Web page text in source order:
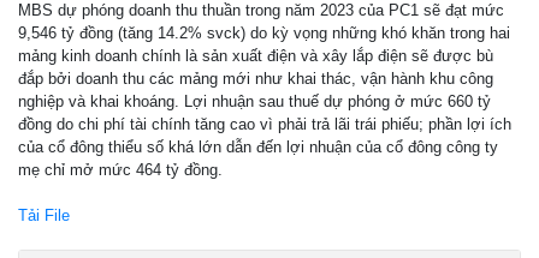
MBS dự phóng doanh thu thuần trong năm 2023 của PC1 sẽ đạt mức
9,546 tỷ đồng (tăng 14.2% svck) do kỳ vọng những khó khăn trong hai
mảng kinh doanh chính là sản xuất điện và xây lắp điện sẽ được bù
đắp bởi doanh thu các mảng mới như khai thác, vận hành khu công
nghiệp và khai khoáng. Lợi nhuận sau thuế dự phóng ở mức 660 tỷ
đồng do chi phí tài chính tăng cao vì phải trả lãi trái phiếu; phần lợi ích
của cổ đông thiểu số khá lớn dẫn đến lợi nhuận của cổ đông công ty
mẹ chỉ mở mức 464 tỷ đồng.
Tải File